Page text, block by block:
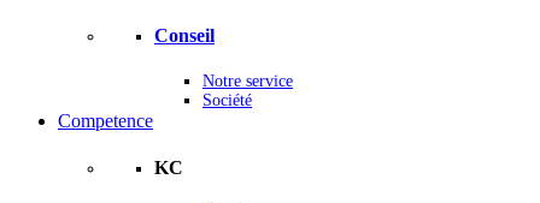
Conseil
Notre service
Société
Competence
KC